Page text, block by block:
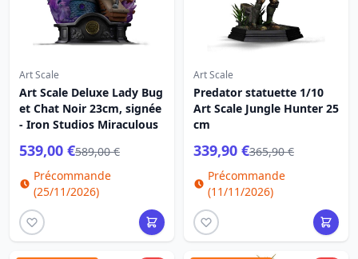
Art Scale
Art Scale Deluxe Lady Bug
et Chat Noir 23cm, signée
- Iron Studios Miraculous
539,00 €589,00 €
Précommande
(25/11/2026)
Art Scale
Predator statuette 1/10
Art Scale Jungle Hunter 25
cm
339,90 €365,90 €
Précommande
(11/11/2026)